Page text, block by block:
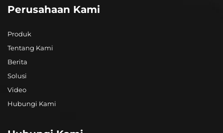
Perusahaan Kami
Produk
Tentang Kami
Berita
Solusi
Video
Hubungi Kami